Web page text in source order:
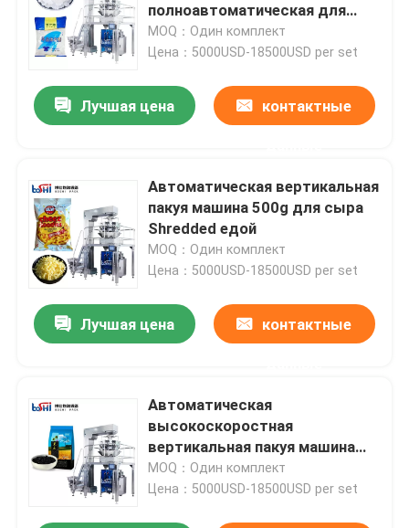
полноавтоматическая для
сахара конфеты льда
MOQ：Один комплект
Цена：5000USD-18500USD per set
Лучшая цена контактные
Автоматическая вертикальная
пакуя машина 500g для сыра
Shredded едой
MOQ：Один комплект
Цена：5000USD-18500USD per set
Лучшая цена контактные
Автоматическая
высокоскоростная
вертикальная пакуя машина
5kg 10kg для еды
MOQ：Один комплект
Цена：5000USD-18500USD per set